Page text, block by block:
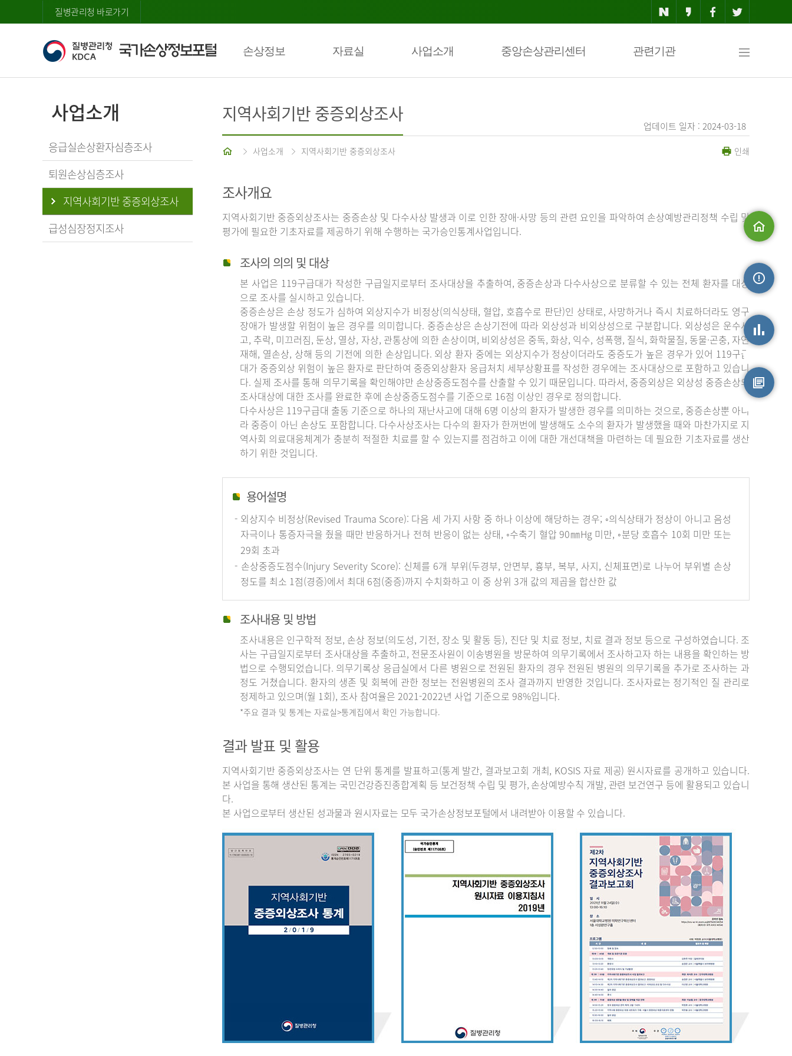
질병관리청 바로가기
손상정보 자료실 사업소개 중앙손상관리센터 관련기관
맵
사업소개
응급실손상환자심층조사
퇴원손상심층조사
지역사회기반 중증외상조사
급성심장정지조사
업데이트 일자 : 2024-03-18
지역사회기반 중증외상조사
홈 사업소개 지역사회기반 중증외상조사 인쇄
조사개요
지역사회기반 중증외상조사는 중증손상 및 다수사상 발생과 이로 인한 장애·사망 등의 관련 요인을 파악하여 손상예방관리정책 수립 및
평가에 필요한 기초자료를 제공하기 위해 수행하는 국가승인통계사업입니다.
조사의 의의 및 대상
본 사업은 119구급대가 작성한 구급일지로부터 조사대상을 추출하여, 중증손상과 다수사상으로 분류할 수 있는 전체 환자를 대상
으로 조사를 실시하고 있습니다.
중증손상은 손상 정도가 심하여 외상지수가 비정상(의식상태, 혈압, 호흡수로 판단)인 상태로, 사망하거나 즉시 치료하더라도 영구
장애가 발생할 위험이 높은 경우를 의미합니다. 중증손상은 손상기전에 따라 외상성과 비외상성으로 구분합니다. 외상성은 운수사
고, 추락, 미끄러짐, 둔상, 열상, 자상, 관통상에 의한 손상이며, 비외상성은 중독, 화상, 익수, 성폭행, 질식, 화학물질, 동물·곤충, 자연
재해, 열손상, 상해 등의 기전에 의한 손상입니다. 외상 환자 중에는 외상지수가 정상이더라도 중증도가 높은 경우가 있어 119구급
대가 중증외상 위험이 높은 환자로 판단하여 중증외상환자 응급처치 세부상황표를 작성한 경우에는 조사대상으로 포함하고 있습니
다. 실제 조사를 통해 의무기록을 확인해야만 손상중증도점수를 산출할 수 있기 때문입니다. 따라서, 중증외상은 외상성 중증손상의
조사대상에 대한 조사를 완료한 후에 손상중증도점수를 기준으로 16점 이상인 경우로 정의합니다.
다수사상은 119구급대 출동 기준으로 하나의 재난사고에 대해 6명 이상의 환자가 발생한 경우를 의미하는 것으로, 중증손상뿐 아니
라 중증이 아닌 손상도 포함합니다. 다수사상조사는 다수의 환자가 한꺼번에 발생해도 소수의 환자가 발생했을 때와 마찬가지로 지
역사회 의료대응체계가 충분히 적절한 치료를 할 수 있는지를 점검하고 이에 대한 개선대책을 마련하는 데 필요한 기초자료를 생산
하기 위한 것입니다.
용어설명
- 외상지수 비정상(Revised Trauma Score): 다음 세 가지 사항 중 하나 이상에 해당하는 경우; ◦의식상태가 정상이 아니고 음성
자극이나 통증자극을 줬을 때만 반응하거나 전혀 반응이 없는 상태, ◦수축기 혈압 90㎜Hg 미만, ◦분당 호흡수 10회 미만 또는
29회 초과
- 손상중증도점수(Injury Severity Score): 신체를 6개 부위(두경부, 안면부, 흉부, 복부, 사지, 신체표면)로 나누어 부위별 손상
정도를 최소 1점(경증)에서 최대 6점(중증)까지 수치화하고 이 중 상위 3개 값의 제곱을 합산한 값
조사내용 및 방법
조사내용은 인구학적 정보, 손상 정보(의도성, 기전, 장소 및 활동 등), 진단 및 치료 정보, 치료 결과 정보 등으로 구성하였습니다. 조
사는 구급일지로부터 조사대상을 추출하고, 전문조사원이 이송병원을 방문하여 의무기록에서 조사하고자 하는 내용을 확인하는 방
법으로 수행되었습니다. 의무기록상 응급실에서 다른 병원으로 전원된 환자의 경우 전원된 병원의 의무기록을 추가로 조사하는 과
정도 거쳤습니다. 환자의 생존 및 회복에 관한 정보는 전원병원의 조사 결과까지 반영한 것입니다. 조사자료는 정기적인 질 관리로
정제하고 있으며(월 1회), 조사 참여율은 2021-2022년 사업 기준으로 98%입니다.
*주요 결과 및 통계는 자료실>통계집에서 확인 가능합니다.
결과 발표 및 활용
지역사회기반 중증외상조사는 연 단위 통계를 발표하고(통계 발간, 결과보고회 개최, KOSIS 자료 제공) 원시자료를 공개하고 있습니다.
본 사업을 통해 생산된 통계는 국민건강증진종합계획 등 보건정책 수립 및 평가, 손상예방수칙 개발, 관련 보건연구 등에 활용되고 있습니
다.
본 사업으로부터 생산된 성과물과 원시자료는 모두 국가손상정보포털에서 내려받아 이용할 수 있습니다.
손상통계